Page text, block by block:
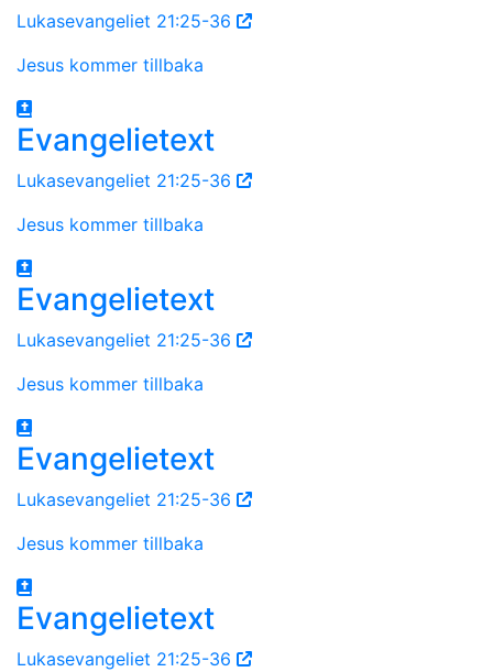
Lukasevangeliet 21:25-36
Jesus kommer tillbaka
Evangelietext
Lukasevangeliet 21:25-36
Jesus kommer tillbaka
Evangelietext
Lukasevangeliet 21:25-36
Jesus kommer tillbaka
Evangelietext
Lukasevangeliet 21:25-36
Jesus kommer tillbaka
Evangelietext
Lukasevangeliet 21:25-36